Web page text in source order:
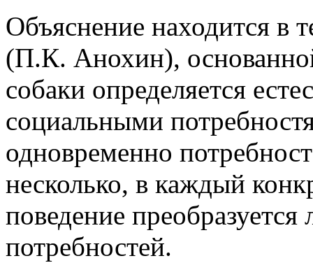
Объяснение находится в
(П.К. Анохин),
собаки определяется
социальными
одновременно
несколько, в каждый
поведение
потребностей.